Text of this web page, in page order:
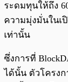
ระดมทุนให้ถึง
ความมุ่งมั่นในเ
เท่านั้น
ซึ่งการที่
ได้นั้น ตัวโครง